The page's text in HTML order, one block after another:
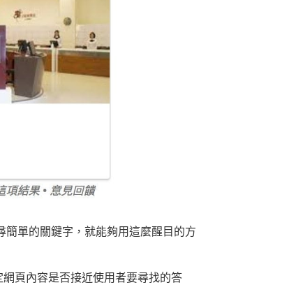
單的關鍵字，就能夠用這麼醒目的方
頁內容是否接近使用者要尋找的答